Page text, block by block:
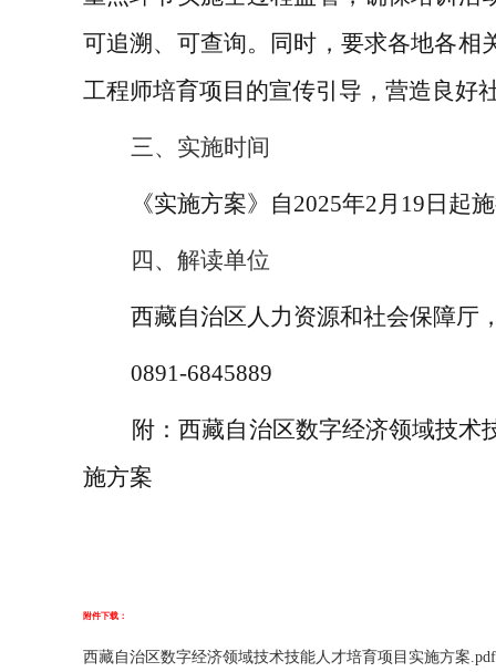
可追溯、可查询。
同时，要求各地各相
工程师培育项目的宣传引导 ，营造良好
三、实施时间
《实施方案》自2025年2 月 19 日起
四、 解读单位
西藏自治区 人力资源和社会保障厅
0891-6845889
附：西藏自治区数字经济领域技术
施方案
附件下载：
西藏自治区数字经济领域技术技能人才培育项目实施方案